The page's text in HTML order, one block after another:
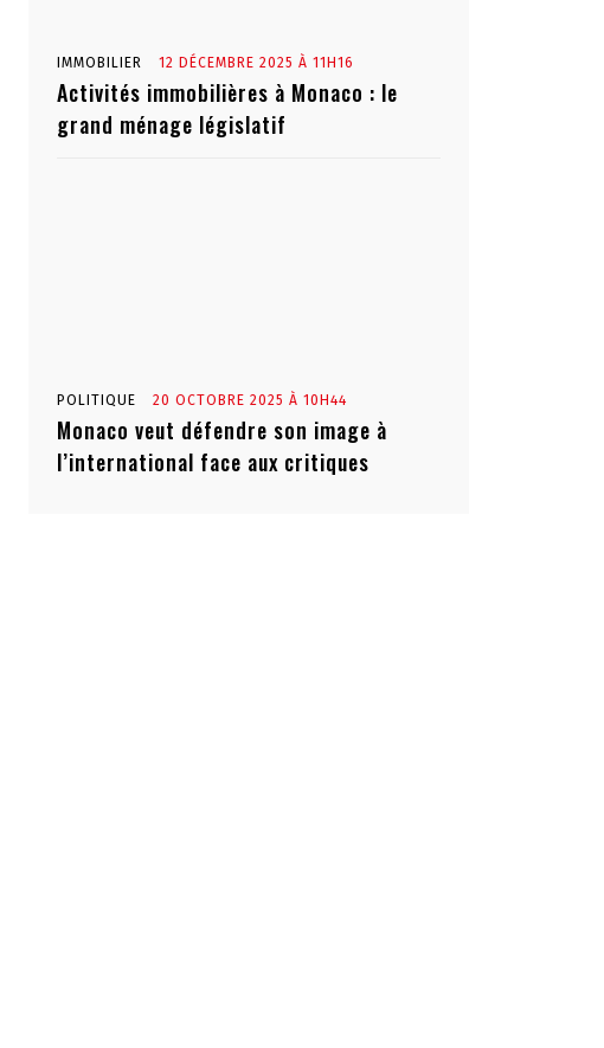
IMMOBILIER 12 DÉCEMBRE 2025 À 11H16
Activités immobilières à Monaco : le
grand ménage législatif
POLITIQUE 20 OCTOBRE 2025 À 10H44
Monaco veut défendre son image à
l’international face aux critiques